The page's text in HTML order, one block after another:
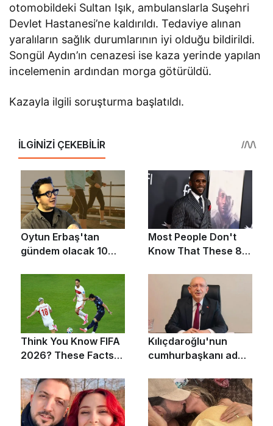
otomobildeki Sultan Işık, ambulanslarla Suşehri
Devlet Hastanesi’ne kaldırıldı. Tedaviye alınan
yaralıların sağlık durumlarının iyi olduğu bildirildi.
Songül Aydın’ın cenazesi ise kaza yerinde yapılan
incelemenin ardından morga götürüldü.
Kazayla ilgili soruşturma başlatıldı.